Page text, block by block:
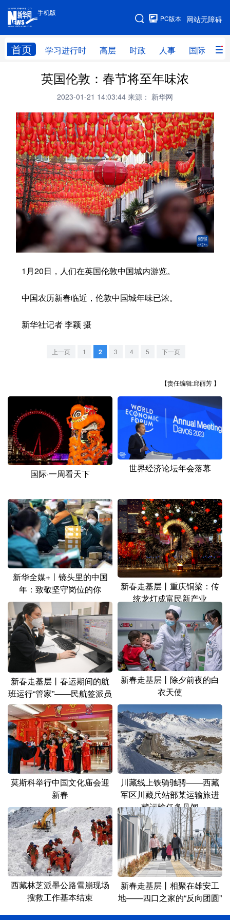
手机版
网站无障碍
PC版本
首页 学习进行时 高层 时政 人事 国际 财
手机版
网站地图
学习进行时 高层 时政
财经 网评
台湾 思客智库 全球连线 教育
科技 科创 量子 体育
文化 书画 健康 军事
访谈 视频 图片 政务
法律 中央文件 金融 汽车
人居 信息化 数字经济
学术中国 乡村振兴 溯源中国
城市 旅游 能源
彩票 娱乐 时尚
北京 天津 河北 山西
吉林 上海 江苏
浙江 安徽 福建 江西
山东 河南 湖北 湖南
四川 贵州 云南 西藏
陕西 甘肃 青海 宁夏
新疆 内蒙古 黑龙江
多语种频道
English Español
Русский язык 日本語 한국어
Deutsch Português
英国伦敦：春节将至年味浓
2023-01-21 14:03:44 来源： 新华网
1月20日，人们在英国伦敦中国城内游览。
中国农历新春临近，伦敦中国城年味已浓。
新华社记者 李颖 摄
上一页 1 2 3 4 5 下一页
【责任编辑:邱丽芳 】
国际·一周看天下
世界经济论坛年会落幕
新华全媒+丨镜头里的中国
年：致敬坚守岗位的你
新春走基层丨重庆铜梁：传
统龙灯成富民新产业
新春走基层丨春运期间的航
班运行“管家”——民航签派员
新春走基层丨除夕前夜的白
衣天使
莫斯科举行中国文化庙会迎
新春
川藏线上铁骑驰骋——西藏
军区川藏兵站部某运输旅进
藏运输任务见闻
西藏林芝派墨公路雪崩现场
搜救工作基本结束
新春走基层丨相聚在雄安工
地——四口之家的“反向团圆”